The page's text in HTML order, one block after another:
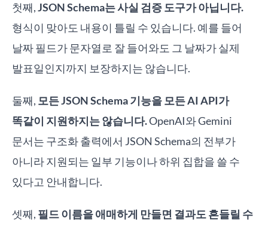
첫째,JSON Schema는 사실 검증 도구가 아닙니다.
형식이 맞아도 내용이 틀릴 수 있습니다. 예를 들어
날짜 필드가 문자열로 잘 들어와도 그 날짜가 실제
발표일인지까지 보장하지는 않습니다.
둘째, 모든 JSON Schema 기능을 모든 AI API가
똑같이 지원하지는 않습니다.OpenAI와 Gemini
문서는 구조화 출력에서 JSON Schema의 전부가
아니라 지원되는 일부 기능이나 하위 집합을 쓸 수
있다고 안내합니다.
셋째, 필드 이름을 애매하게 만들면 결과도 흔들릴 수